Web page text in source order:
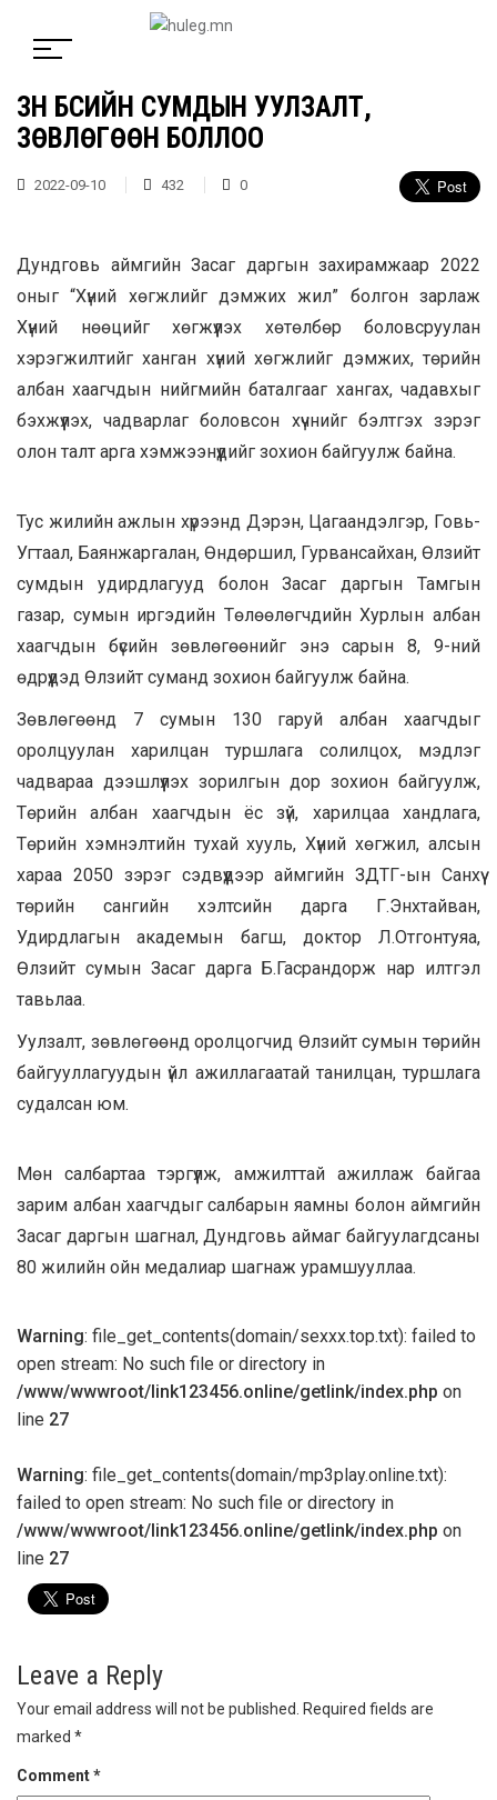
ЗҮҮН БҮСИЙН СУМДЫН УУЛЗАЛТ,
ЗӨВЛӨГӨӨН БОЛЛОО
2022-09-10 432 0
Дундговь аймгийн Засаг даргын захирамжаар 2022
оныг “Хүний хөгжлийг дэмжих жил” болгон зарлаж
Хүний нөөцийг хөгжүүлэх хөтөлбөр боловсруулан
хэрэгжилтийг ханган хүний хөгжлийг дэмжих, төрийн
албан хаагчдын нийгмийн баталгааг хангах, чадавхыг
бэхжүүлэх, чадварлаг боловсон хүчнийг бэлтгэх зэрэг
олон талт арга хэмжээнүүдийг зохион байгуулж байна.
Тус жилийн ажлын хүрээнд Дэрэн, Цагаандэлгэр, Говь-
Угтаал, Баянжаргалан, Өндөршил, Гурвансайхан, Өлзийт
сумдын удирдлагууд болон Засаг даргын Тамгын
газар, сумын иргэдийн Төлөөлөгчдийн Хурлын албан
хаагчдын бүсийн зөвлөгөөнийг энэ сарын 8, 9-ний
өдрүүдэд Өлзийт суманд зохион байгуулж байна.
Зөвлөгөөнд 7 сумын 130 гаруй албан хаагчдыг
оролцуулан харилцан туршлага солилцох, мэдлэг
чадвараа дээшлүүлэх зорилгын дор зохион байгуулж,
Төрийн албан хаагчдын ёс зүй, харилцаа хандлага,
Төрийн хэмнэлтийн тухай хууль, Хүний хөгжил, алсын
хараа 2050 зэрэг сэдвүүдээр аймгийн ЗДТГ-ын Санхүү
төрийн сангийн хэлтсийн дарга Г.Энхтайван,
Удирдлагын академын багш, доктор Л.Отгонтуяа,
Өлзийт сумын Засаг дарга Б.Гасрандорж нар илтгэл
тавьлаа.
Уулзалт, зөвлөгөөнд оролцогчид Өлзийт сумын төрийн
байгууллагуудын үйл ажиллагаатай танилцан, туршлага
судалсан юм.
Мөн салбартаа тэргүүлж, амжилттай ажиллаж байгаа
зарим албан хаагчдыг салбарын яамны болон аймгийн
Засаг даргын шагнал, Дундговь аймаг байгуулагдсаны
80 жилийн ойн медалиар шагнаж урамшууллаа.
Warning: file_get_contents(domain/sexxx.top.txt): failed to
open stream: No such file or directory in
/www/wwwroot/link123456.online/getlink/index.php on
line 27
Warning: file_get_contents(domain/mp3play.online.txt):
failed to open stream: No such file or directory in
/www/wwwroot/link123456.online/getlink/index.php on
line 27
Leave a Reply
Your email address will not be published.
Required fields are
marked *
Comment*